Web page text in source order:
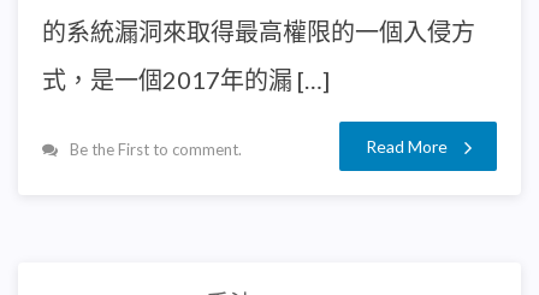
的系統漏洞來取得最高權限的一個入侵方
式，是一個2017年的漏 […]
Be the First to comment. Read More